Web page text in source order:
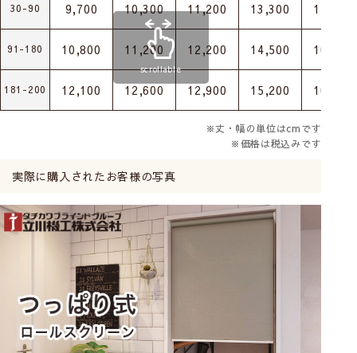
30-90 9,700 10,300 11,200 13,300 15,000
91-180 10,800 11,200 12,200 14,500 16,200
181-200 12,100 12,600 12,900 15,200 16,900
scrollable
※丈・幅の単位はcmです
※価格は税込みです
実際に購入されたお客様の写真